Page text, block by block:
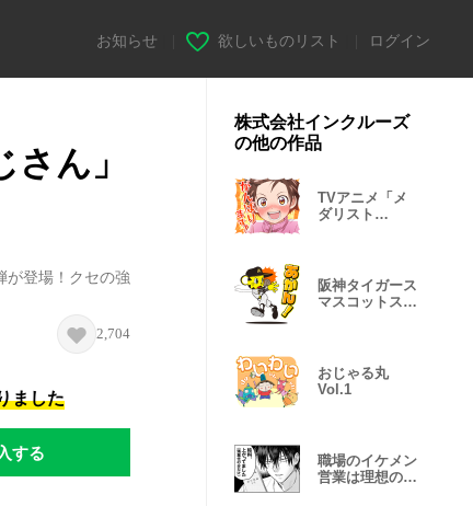
お知らせ 欲しいものリスト ログイン
ん」
が登場！クセの強
2,704
ました
する
株式会社インクルーズ
の他の作品
TVアニメ「メ
ダリスト
阪神タイガース
マスコットスタ
おじゃる丸
Vol.1
職場のイケメン
営業は理想の飼